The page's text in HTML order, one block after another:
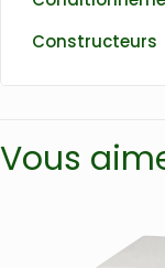
Constructeurs
Vous